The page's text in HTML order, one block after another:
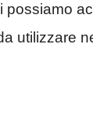
utilizzare